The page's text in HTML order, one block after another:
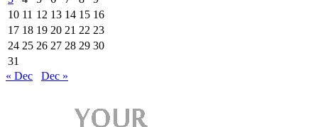
10 11 12 13 14 15 16
17 18 19 20 21 22 23
24 25 26 27 28 29 30
31
« Dec
Dec »